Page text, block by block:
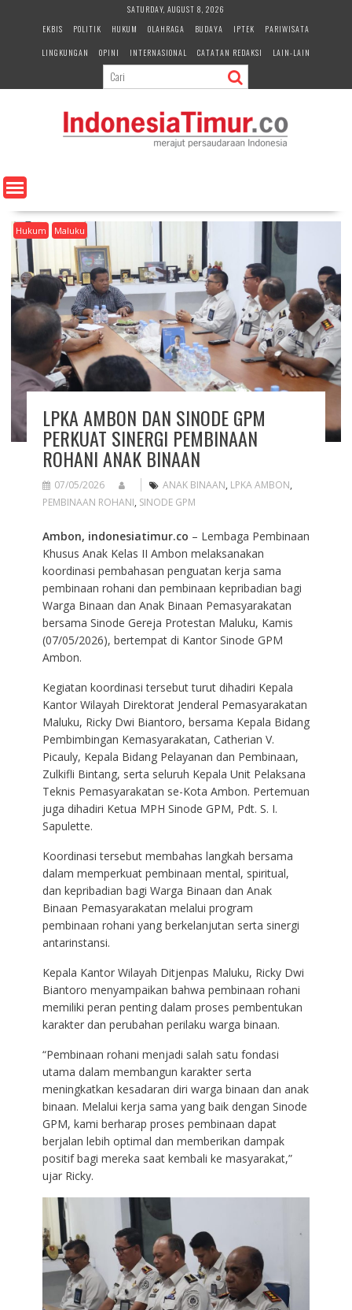
e
n
SATURDAY, AUGUST 8, 2026
EKBIS
POLITIK HUKUM OLAHRAGA BUDAYA IPTEK
PARIWISATA
LINGKUNGAN
OPINI INTERNASIONAL CATATAN REDAKSI LAIN-LAIN
Hukum Maluku
LPKA AMBON DAN SINODE GPM
PERKUAT SINERGI PEMBINAAN
ROHANI ANAK BINAAN
07/05/2026 ANAK BINAAN, LPKA AMBON,
PEMBINAAN ROHANI, SINODE GPM
Ambon, indonesiatimur.co – Lembaga Pembinaan
Khusus Anak Kelas II Ambon melaksanakan
koordinasi pembahasan penguatan kerja sama
pembinaan rohani dan pembinaan kepribadian bagi
Warga Binaan dan Anak Binaan Pemasyarakatan
bersama Sinode Gereja Protestan Maluku, Kamis
(07/05/2026), bertempat di Kantor Sinode GPM
Ambon.
Kegiatan koordinasi tersebut turut dihadiri Kepala
Kantor Wilayah Direktorat Jenderal Pemasyarakatan
Maluku, Ricky Dwi Biantoro, bersama Kepala Bidang
Pembimbingan Kemasyarakatan, Catherian V.
Picauly, Kepala Bidang Pelayanan dan Pembinaan,
Zulkifli Bintang, serta seluruh Kepala Unit Pelaksana
Teknis Pemasyarakatan se-Kota Ambon. Pertemuan
juga dihadiri Ketua MPH Sinode GPM, Pdt. S. I.
Sapulette.
Koordinasi tersebut membahas langkah bersama
dalam memperkuat pembinaan mental, spiritual,
dan kepribadian bagi Warga Binaan dan Anak
Binaan Pemasyarakatan melalui program
pembinaan rohani yang berkelanjutan serta sinergi
antarinstansi.
Kepala Kantor Wilayah Ditjenpas Maluku, Ricky Dwi
Biantoro menyampaikan bahwa pembinaan rohani
memiliki peran penting dalam proses pembentukan
karakter dan perubahan perilaku warga binaan.
“Pembinaan rohani menjadi salah satu fondasi
utama dalam membangun karakter serta
meningkatkan kesadaran diri warga binaan dan anak
binaan. Melalui kerja sama yang baik dengan Sinode
GPM, kami berharap proses pembinaan dapat
berjalan lebih optimal dan memberikan dampak
positif bagi mereka saat kembali ke masyarakat,”
ujar Ricky.